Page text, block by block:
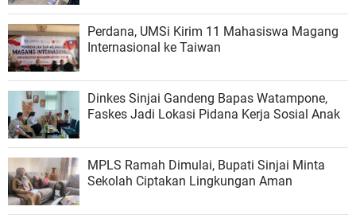
Perdana, UMSi Kirim 11 Mahasiswa Magang
Internasional ke Taiwan
Dinkes Sinjai Gandeng Bapas Watampone,
Faskes Jadi Lokasi Pidana Kerja Sosial Anak
MPLS Ramah Dimulai, Bupati Sinjai Minta
Sekolah Ciptakan Lingkungan Aman